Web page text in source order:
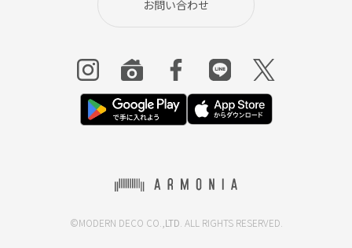
お問い合わせ
©MODERN DECO CO., LTD . ALL RIGHTS RESERVED.